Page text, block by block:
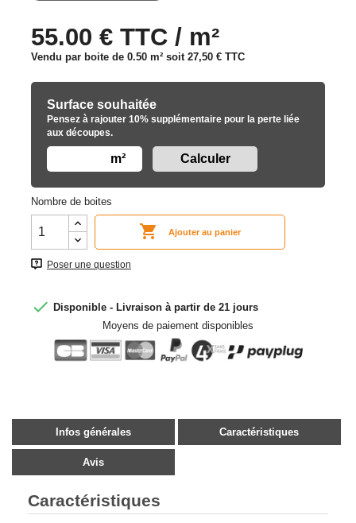
55.00 € TTC / m²
Vendu par boite de 0.50 m² soit 27,50 € TTC
Surface souhaitée
Pensez à rajouter 10% supplémentaire pour la perte liée
aux découpes.
m²
Nombre de boites
 Ajouter au panier
Poser une question
 Disponible - Livraison à partir de 21 jours
Moyens de paiement disponibles
Infos générales Caractéristiques
Avis
Caractéristiques